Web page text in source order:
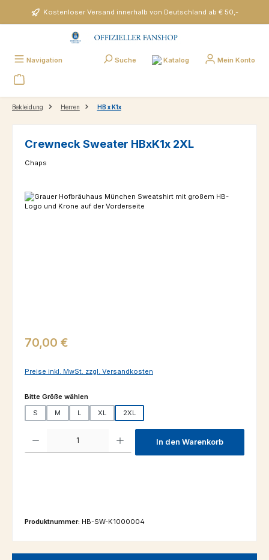
Zum Hauptinhalt springenKostenloser Versand innerhalb von Deutschland ab € 50,-
Navigation Suche Katalog Mein Konto
Bekleidung Herren HB x K1x
Crewneck Sweater HBxK1x 2XL
Chaps
Bildergalerie überspringen
Regulärer Preis:
70,00 €
Preise inkl. MwSt. zzgl. Versandkosten
Bitte Größe wählenauswählen
S M L XL 2XL
Produkt Anzahl: Gib den gewünschten Wert ein oder benutze die
In den Warenkorb
Produktnummer: HB-SW-K1000004